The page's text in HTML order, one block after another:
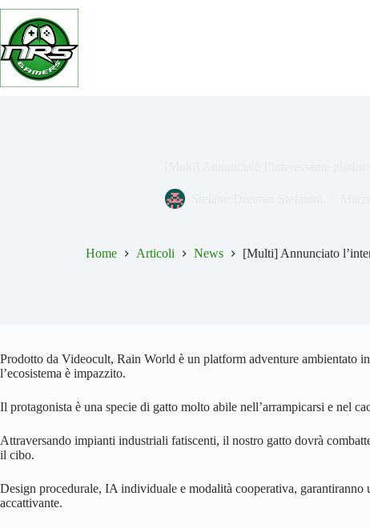
Salta
contenuto
Home Articoli News [Multi] Annunciato
Prodotto da Videocult, Rain World è un platform adventure ambientato
l’ecosistema è impazzito.
Il protagonista è una specie di gatto molto abile nell’arrampicarsi e nel
Attraversando impianti industriali fatiscenti, il nostro gatto dovrà
il cibo.
Design procedurale, IA individuale e modalità cooperativa, garantiranno
accattivante.